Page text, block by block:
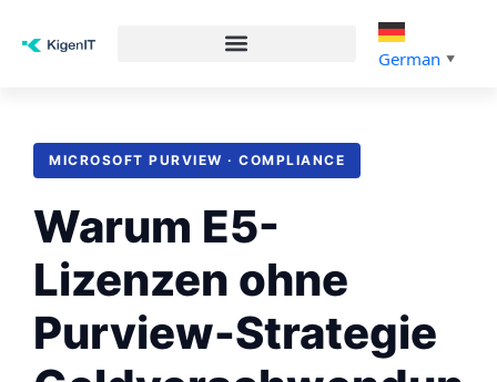
German ▼
MICROSOFT PURVIEW · COMPLIANCE
Warum E5-
Lizenzen ohne
Purview-Strategie